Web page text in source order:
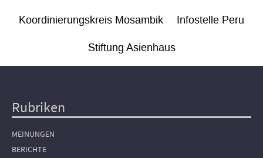
Koordinierungskreis Mosambik Infostelle Peru
Stiftung Asienhaus
Hauptnavigation
Rubriken
MEINUNGEN
BERICHTE